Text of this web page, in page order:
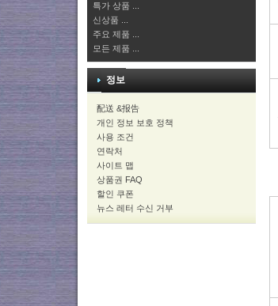
특가 상품 ...
신상품 ...
주요 제품 ...
모든 제품 ...
정보
配送 &报告
개인 정보 보호 정책
사용 조건
연락처
사이트 맵
상품권 FAQ
할인 쿠폰
뉴스 레터 수신 거부